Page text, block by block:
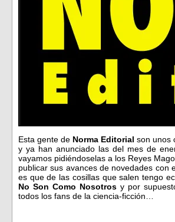
Esta gente de Norma Editorial son unos
y ya han anunciado las del mes de
vayamos pidiéndoselas a los Reyes
publicar sus avances de novedades con
es que de las cosillas que salen tengo
No Son Como Nosotrosy por
todos los fans de la ciencia-ficción…